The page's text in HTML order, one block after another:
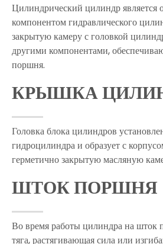
Цилиндрический цилиндр является
компонентом гидравлического
закрытую камеру с головкой
другими компонентами,
поршня.
КРЫШКА
Головка блока цилиндров
гидроцилиндра и образует с
герметично закрытую масляную
ШТОК ПОРШНЯ
Во время работы цилиндра на шток
тяга, растягивающая сила или